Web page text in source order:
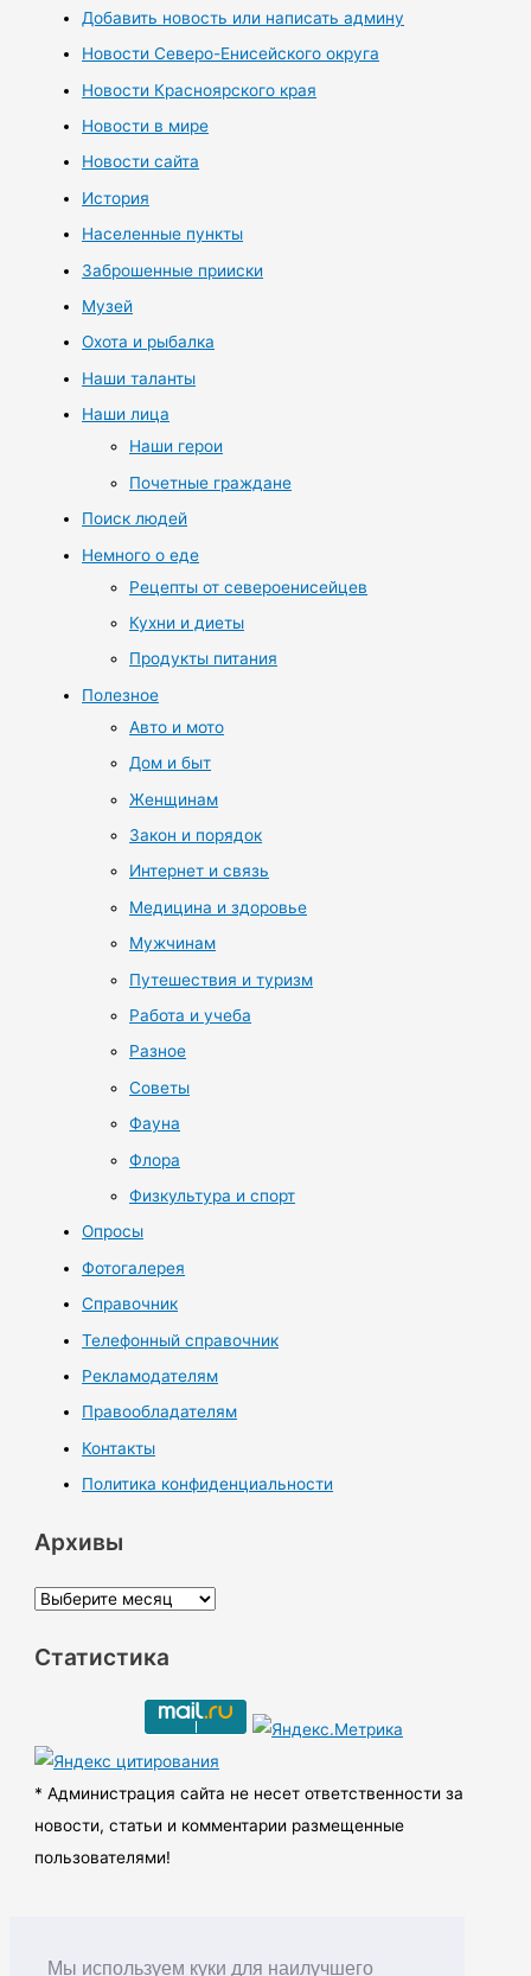
Мы используем куки для наилучшего
Добавить новость или написать админу
Новости Северо-Енисейского округа
Новости Красноярского края
Новости в мире
Новости сайта
История
Населенные пункты
Заброшенные прииски
Музей
Охота и рыбалка
Наши таланты
Наши лица
Наши герои
Почетные граждане
Поиск людей
Немного о еде
Рецепты от североенисейцев
Кухни и диеты
Продукты питания
Полезное
Авто и мото
Дом и быт
Женщинам
Закон и порядок
Интернет и связь
Медицина и здоровье
Мужчинам
Путешествия и туризм
Работа и учеба
Разное
Советы
Фауна
Флора
Физкультура и спорт
Опросы
Фотогалерея
Справочник
Телефонный справочник
Рекламодателям
Правообладателям
Контакты
Политика конфиденциальности
Архивы
А
х
ы
Статистика
* Администрация сайта не несет ответственности за
новости, статьи и комментарии размещенные
пользователями!